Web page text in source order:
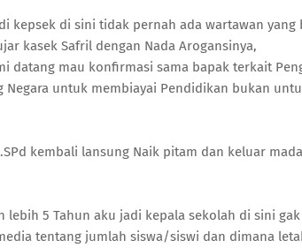
kepsek di sini tidak pernah ada wartawan
kasek Safril dengan Nada Arogansinya,
datang mau konfirmasi sama bapak terkait
untuk membiayai Pendidikan bukan
kembali lansung Naik pitam dan keluar
lebih 5 Tahun aku jadi kepala sekolah di sini
tentang jumlah siswa/siswi dan dimana